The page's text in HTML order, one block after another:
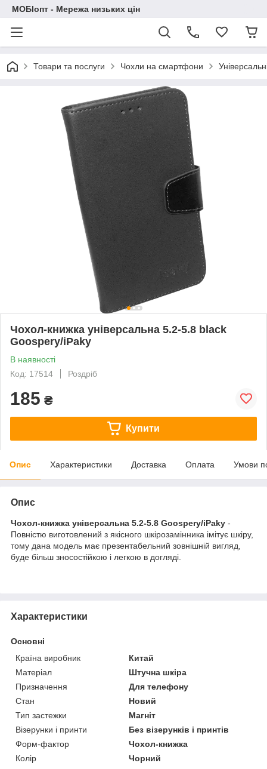
МОБІопт - Мережа низьких цін
Товари та послуги Чохли на смартфони
Чохол-книжка універсальна 5.2-5.8 black
Goospery/iPaky
В наявності
Код: 17514
Роздріб
185 ₴
Купити
Опис Характеристики Доставка Оплата Умови
Опис
Чохол-книжка універсальна 5.2-5.8 Goospery/iPaky -
Повністю виготовлений з якісного шкірозамінника імітує шкіру,
тому дана модель має презентабельний зовнішній вигляд,
буде більш зносостійкою і легкою в догляді.
Характеристики
Основні
Країна виробник
Китай
Матеріал
Штучна шкіра
Призначення
Для телефону
Стан
Новий
Тип застежки
Магніт
Візерунки і принти
Без візерунків і принтів
Форм-фактор
Чохол-книжка
Колір
Чорний